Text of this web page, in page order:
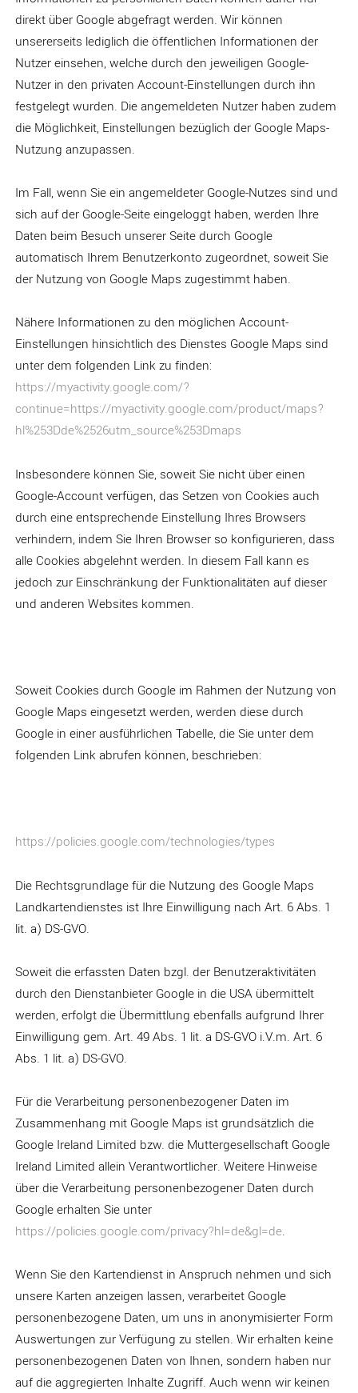
direkt über Google abgefragt werden. Wir können
unsererseits lediglich die öffentlichen Informationen der
Nutzer einsehen, welche durch den jeweiligen Google-
Nutzer in den privaten Account-Einstellungen durch ihn
festgelegt wurden. Die angemeldeten Nutzer haben zudem
die Möglichkeit, Einstellungen bezüglich der Google Maps-
Nutzung anzupassen.
Im Fall, wenn Sie ein angemeldeter Google-Nutzes sind und
sich auf der Google-Seite eingeloggt haben, werden Ihre
Daten beim Besuch unserer Seite durch Google
automatisch Ihrem Benutzerkonto zugeordnet, soweit Sie
der Nutzung von Google Maps zugestimmt haben.
Nähere Informationen zu den möglichen Account-
Einstellungen hinsichtlich des Dienstes Google Maps sind
unter dem folgenden Link zu finden:
https://myactivity.google.com/?
continue=https://myactivity.google.com/product/maps?
hl%253Dde%2526utm_source%253Dmaps
Insbesondere können Sie, soweit Sie nicht über einen
Google-Account verfügen, das Setzen von Cookies auch
durch eine entsprechende Einstellung Ihres Browsers
verhindern, indem Sie Ihren Browser so konfigurieren, dass
alle Cookies abgelehnt werden. In diesem Fall kann es
jedoch zur Einschränkung der Funktionalitäten auf dieser
und anderen Websites kommen.
Soweit Cookies durch Google im Rahmen der Nutzung von
Google Maps eingesetzt werden, werden diese durch
Google in einer ausführlichen Tabelle, die Sie unter dem
folgenden Link abrufen können, beschrieben:
https://policies.google.com/technologies/types
Die Rechtsgrundlage für die Nutzung des Google Maps
Landkartendienstes ist Ihre Einwilligung nach Art. 6 Abs. 1
lit. a) DS-GVO.
Soweit die erfassten Daten bzgl. der Benutzeraktivitäten
durch den Dienstanbieter Google in die USA übermittelt
werden, erfolgt die Übermittlung ebenfalls aufgrund Ihrer
Einwilligung gem. Art. 49 Abs. 1 lit. a DS-GVO i.V.m. Art. 6
Abs. 1 lit. a) DS-GVO.
Für die Verarbeitung personenbezogener Daten im
Zusammenhang mit Google Maps ist grundsätzlich die
Google Ireland Limited bzw. die Muttergesellschaft Google
Ireland Limited allein Verantwortlicher. Weitere Hinweise
über die Verarbeitung personenbezogener Daten durch
Google erhalten Sie unter
https://policies.google.com/privacy?hl=de&gl=de.
Wenn Sie den Kartendienst in Anspruch nehmen und sich
unsere Karten anzeigen lassen, verarbeitet Google
personenbezogene Daten, um uns in anonymisierter Form
Auswertungen zur Verfügung zu stellen. Wir erhalten keine
personenbezogenen Daten von Ihnen, sondern haben nur
auf die aggregierten Inhalte Zugriff. Auch wenn wir keinen